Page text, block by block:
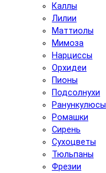
Каллы
Лилии
Маттиолы
Мимоза
Нарциссы
Орхидеи
Пионы
Подсолнухи
Ранункулюсы
Ромашки
Сирень
Сухоцветы
Тюльпаны
Фрезии